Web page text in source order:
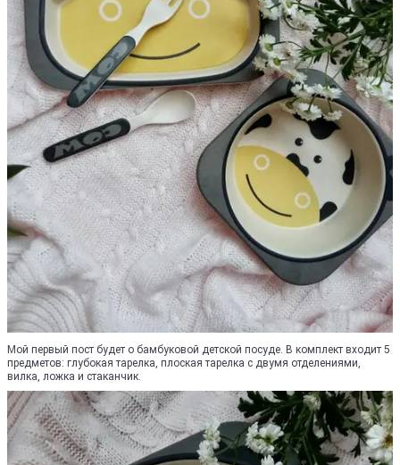
Мой первый пост будет о бамбуковой детской посуде. В комплект входит 5
предметов: глубокая тарелка, плоская тарелка с двумя отделениями,
вилка, ложка и стаканчик.